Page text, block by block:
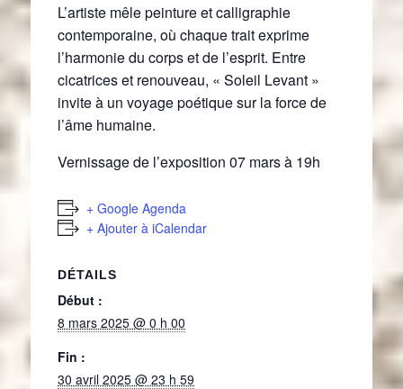
L’artiste mêle peinture et calligraphie
contemporaine, où chaque trait exprime
l’harmonie du corps et de l’esprit. Entre
cicatrices et renouveau, « Soleil Levant »
invite à un voyage poétique sur la force de
l’âme humaine.
Vernissage de l’exposition 07 mars à 19h
+ Google Agenda
+ Ajouter à iCalendar
DÉTAILS
Début :
8 mars 2025 @ 0 h 00
Fin :
30 avril 2025 @ 23 h 59